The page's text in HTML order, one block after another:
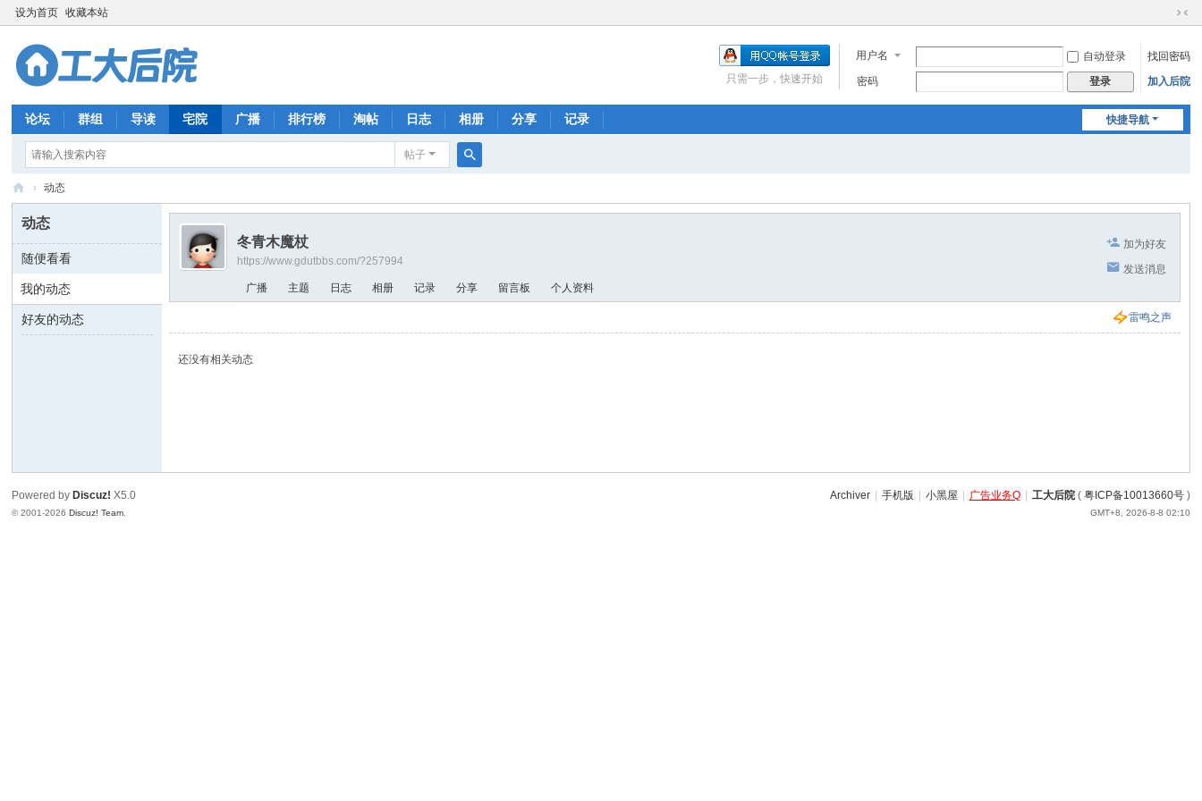
设为首页 收藏本站
切
到
窄
用户名 自动登录
找回密码
密码
登录 加入后院
只需一步，快速开始
快捷导航
论坛 群组 导读 宅院 广播 排行榜 淘帖 日志 相册 分享 记录
帖子
索
后
院
› 动态
动态
随便看看
我的动态
好友的动态
加为好友
发送消息
冬青木魔杖
https://www.gdutbbs.com/?257994
广播 主题 日志 相册 记录 分享 留言板 个人资料
雷鸣之声
还没有相关动态
Archiver 手机版 小黑屋 广告业务Q 工大后院( 粤ICP备10013660号)
GMT+8, 2026-8-8 02:10
Powered by Discuz! X5.0
© 2001-2026Discuz! Team